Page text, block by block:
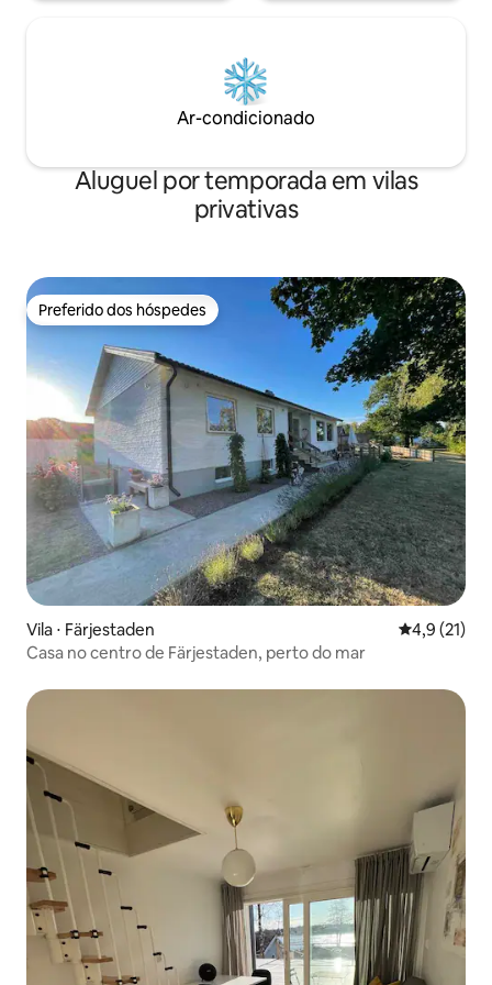
Ar-condicionado
Aluguel por temporada em vilas
privativas
Preferido dos hóspedes
Preferido dos hóspedes
Vila ⋅ Färjestaden 4,9 de uma
4,9 (21)
Casa no centro de Färjestaden, perto do mar